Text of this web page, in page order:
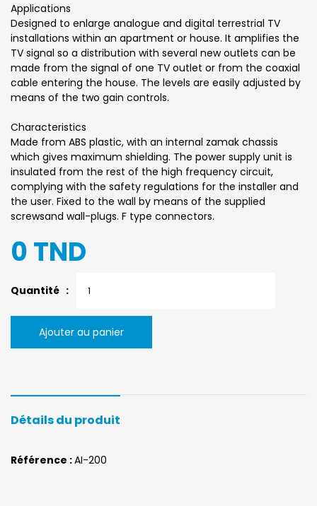
Applications
Designed to enlarge analogue and digital terrestrial TV
installations within an apartment or house. It amplifies the
TV signal so a distribution with several new outlets can be
made from the signal of one TV outlet or from the coaxial
cable entering the house. The levels are easily adjusted by
means of the two gain controls.
Characteristics
Made from ABS plastic, with an internal zamak chassis
which gives maximum shielding. The power supply unit is
insulated from the rest of the high frequency circuit,
complying with the safety regulations for the installer and
the user. Fixed to the wall by means of the supplied
screwsand wall-plugs. F type connectors.
0 TND
Quantité :
Ajouter au panier
Détails du produit
Référence :AI-200